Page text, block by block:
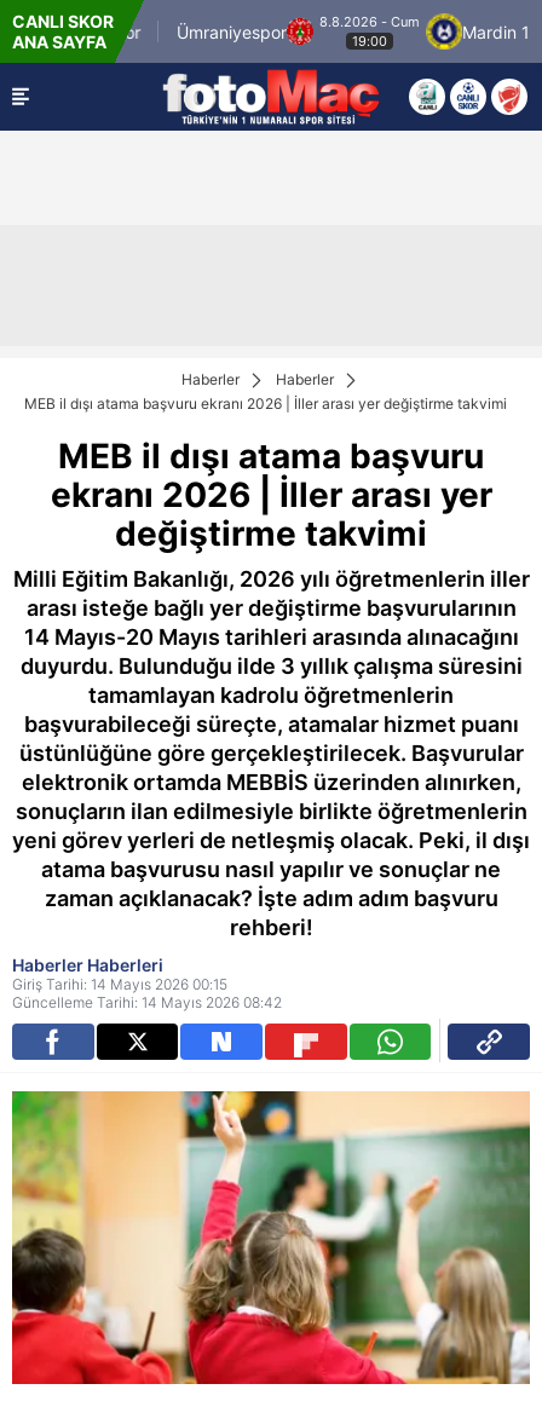
CANLI SKOR
ANA SAYFA
Ümraniyespor
8.8.2026 - Cum
19:00
Mardin 1969
Haberler
Haberler
MEB il dışı atama başvuru ekranı 2026 | İller arası yer değiştirme takvimi
MEB il dışı atama başvuru
ekranı 2026 | İller arası yer
değiştirme takvimi
Milli Eğitim Bakanlığı, 2026 yılı öğretmenlerin iller
arası isteğe bağlı yer değiştirme başvurularının
14 Mayıs-20 Mayıs tarihleri arasında alınacağını
duyurdu. Bulunduğu ilde 3 yıllık çalışma süresini
tamamlayan kadrolu öğretmenlerin
başvurabileceği süreçte, atamalar hizmet puanı
üstünlüğüne göre gerçekleştirilecek. Başvurular
elektronik ortamda MEBBİS üzerinden alınırken,
sonuçların ilan edilmesiyle birlikte öğretmenlerin
yeni görev yerleri de netleşmiş olacak. Peki, il dışı
atama başvurusu nasıl yapılır ve sonuçlar ne
zaman açıklanacak? İşte adım adım başvuru
rehberi!
Haberler Haberleri
Giriş Tarihi: 14 Mayıs 2026 00:15
Güncelleme Tarihi: 14 Mayıs 2026 08:42